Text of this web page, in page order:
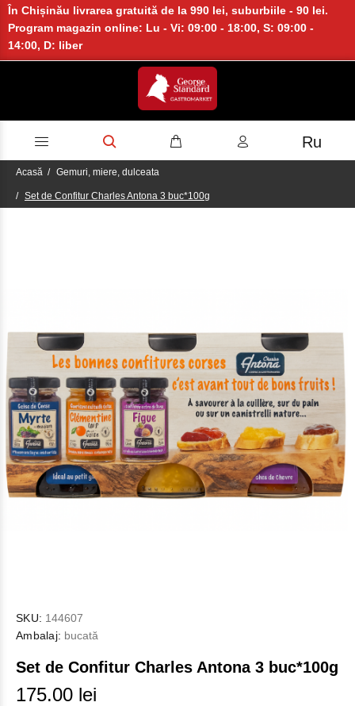
În Chișinău livrarea gratuită de la 990 lei, suburbiile - 90 lei.
Program magazin online: Lu - Vi: 09:00 - 18:00, S: 09:00 -
14:00, D: liber
Ru
Acasă Gemuri, miere, dulceata
Set de Confitur Charles Antona 3 buc*100g
SKU: 144607
Ambalaj: bucată
Set de Confitur Charles Antona 3 buc*100g
175.00 lei